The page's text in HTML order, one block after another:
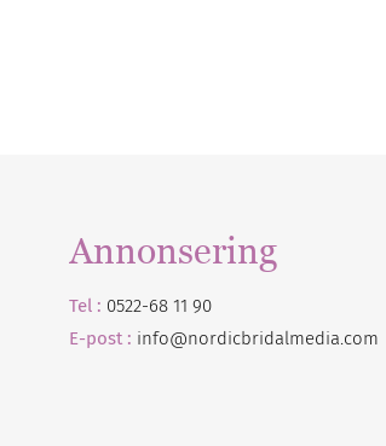
Annonsering
Tel : 0522-68 11 90
E-post : info@nordicbridalmedia.com